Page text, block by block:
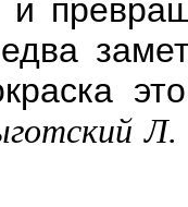
Л.